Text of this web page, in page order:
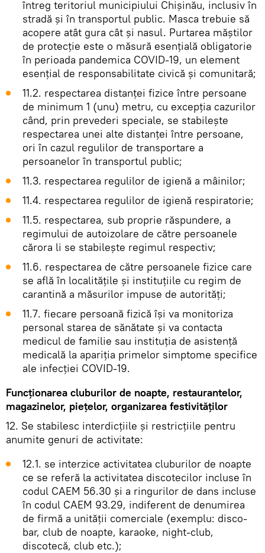
întreg teritoriul municipiului Chișinău, inclusiv în
stradă și în transportul public. Masca trebuie să
acopere atât gura cât și nasul. Purtarea măștilor
de protecție este o măsură esențială obligatorie
în perioada pandemica COVID-19, un element
esențial de responsabilitate civică și comunitară;
11.2. respectarea distanței fizice între persoane
de minimum 1 (unu) metru, cu excepția cazurilor
când, prin prevederi speciale, se stabilește
respectarea unei alte distanței între persoane,
ori în cazul regulilor de transportare a
persoanelor în transportul public;
11.3. respectarea regulilor de igienă a mâinilor;
11.4. respectarea regulilor de igienă respiratorie;
11.5. respectarea, sub proprie răspundere, a
regimului de autoizolare de către persoanele
cărora li se stabilește regimul respectiv;
11.6. respectarea de către persoanele fizice care
se află în localitățile și instituțiile cu regim de
carantină a măsurilor impuse de autorități;
11.7. fiecare persoană fizică își va monitoriza
personal starea de sănătate și va contacta
medicul de familie sau instituția de asistență
medicală la apariția primelor simptome specifice
ale infecției COVID-19.
Funcționarea cluburilor de noapte, restaurantelor,
magazinelor, piețelor, organizarea festivităților
12. Se stabilesc interdicțiile și restricțiile pentru
anumite genuri de activitate:
12.1. se interzice activitatea cluburilor de noapte
ce se referă la activitatea discotecilor incluse în
codul CAEM 56.30 și a ringurilor de dans incluse
în codul CAEM 93.29, indiferent de denumirea
de firmă a unității comerciale (exemplu: disco-
bar, club de noapte, karaoke, night-club,
discotecă, club etc.);